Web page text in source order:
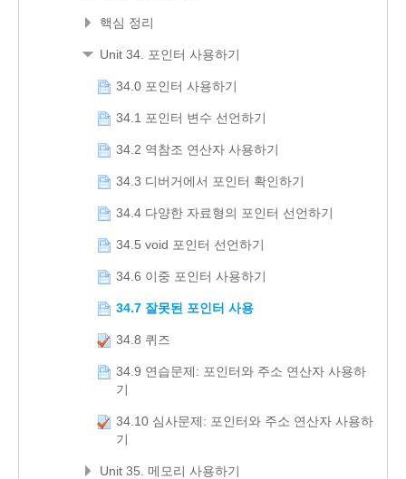
핵심 정리
Unit 34. 포인터 사용하기
34.0 포인터 사용하기
34.1 포인터 변수 선언하기
34.2 역참조 연산자 사용하기
34.3 디버거에서 포인터 확인하기
34.4 다양한 자료형의 포인터 선언하기
34.5 void 포인터 선언하기
34.6 이중 포인터 사용하기
34.7 잘못된 포인터 사용
34.8 퀴즈
34.9 연습문제: 포인터와 주소 연산자 사용하
기
34.10 심사문제: 포인터와 주소 연산자 사용하
기
Unit 35. 메모리 사용하기